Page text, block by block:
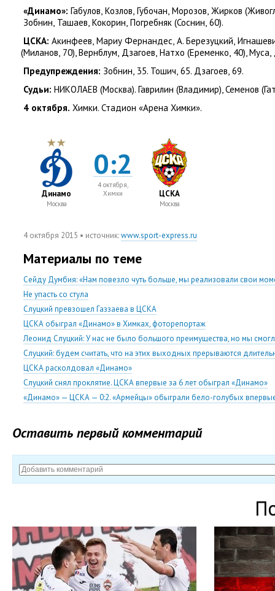
«Динамо»: Габулов, Козлов, Губочан, Морозов, Жирков (
Зобнин, Ташаев, Кокорин, Погребняк (Соснин, 60).
ЦСКА: Акинфеев, Мариу Фернандес, А. Березуцкий,
(Миланов, 70), Вернблум, Дзагоев, Натхо (Еременко, 40), Муса,
Предупреждения: Зобнин, 35. Тошич, 65. Дзагоев, 69.
Судьи: НИКОЛАЕВ (Москва). Гаврилин (Владимир), Семенов (
4 октября. Химки. Стадион «Арена Химки».
Динамо
Москва
0:2
4 октября,
Химки
ЦСКА
Москва
4 октября 2015 • источник:www.sport-express.ru
Материалы по теме
Сейду Думбия: «Нам повезло чуть больше, мы реализовали свои
Не упасть со стула
Слуцкий превзошел Газзаева в ЦСКА
ЦСКА обыграл «Динамо» в Химках, фоторепортаж
Леонид Слуцкий: У нас не было большого преимущества, но мы
Слуцкий: будем считать, что на этих выходных прерываются
ЦСКА расколдовал «Динамо»
Слуцкий снял проклятие. ЦСКА впервые за 6 лет обыграл «Динамо»
«Динамо» — ЦСКА — 0:2. «Армейцы» обыграли бело-голубых
Оставить первый комментарий